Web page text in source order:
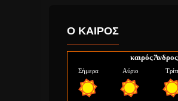
Ο ΚΑΙΡΟΣ
καιρός Άνδρος